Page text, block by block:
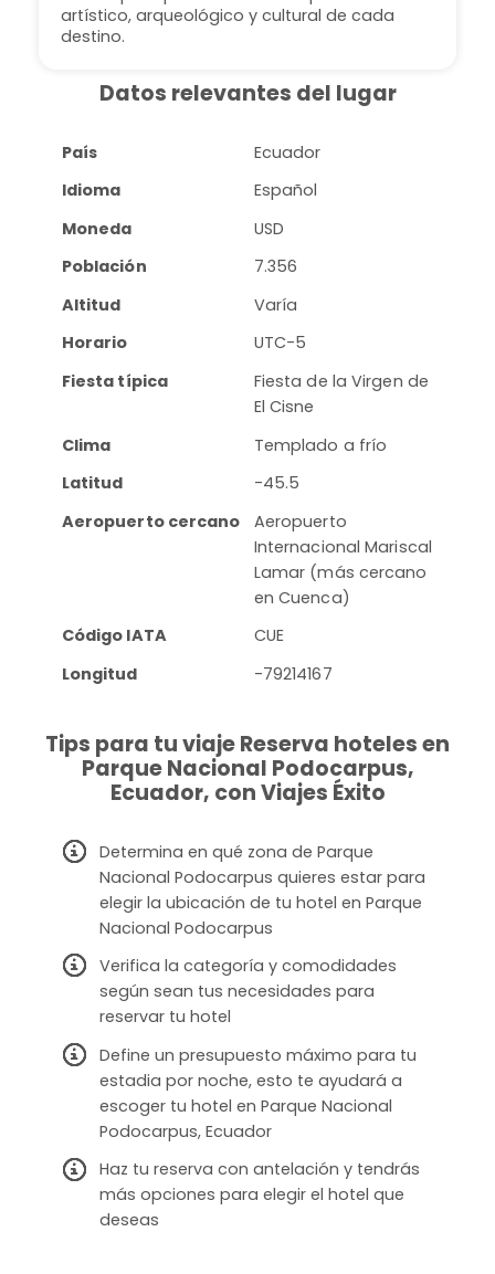
artístico, arqueológico y cultural de cada
destino.
Datos relevantes del lugar
País
Ecuador
Idioma
Español
Moneda
USD
Población
7.356
Altitud
Varía
Horario
UTC-5
Fiesta típica
Fiesta de la Virgen de
El Cisne
Clima
Templado a frío
Latitud
-45.5
Aeropuerto cercano
Aeropuerto
Internacional Mariscal
Lamar (más cercano
en Cuenca)
Código IATA
CUE
Longitud
-79214167
Tips para tu viaje Reserva hoteles en
Parque Nacional Podocarpus,
Ecuador, con Viajes Éxito
Determina en qué zona de Parque
Nacional Podocarpus quieres estar para
elegir la ubicación de tu hotel en Parque
Nacional Podocarpus
Verifica la categoría y comodidades
según sean tus necesidades para
reservar tu hotel
Define un presupuesto máximo para tu
estadia por noche, esto te ayudará a
escoger tu hotel en Parque Nacional
Podocarpus, Ecuador
Haz tu reserva con antelación y tendrás
más opciones para elegir el hotel que
deseas